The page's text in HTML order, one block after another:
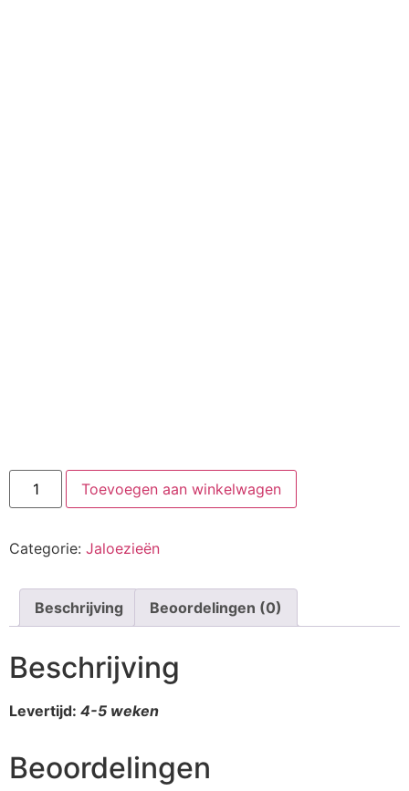
Toevoegen aan winkelwagen
Categorie: Jaloezieën
Beschrijving Beoordelingen (0)
Beschrijving
Levertijd: 4-5 weken
Beoordelingen